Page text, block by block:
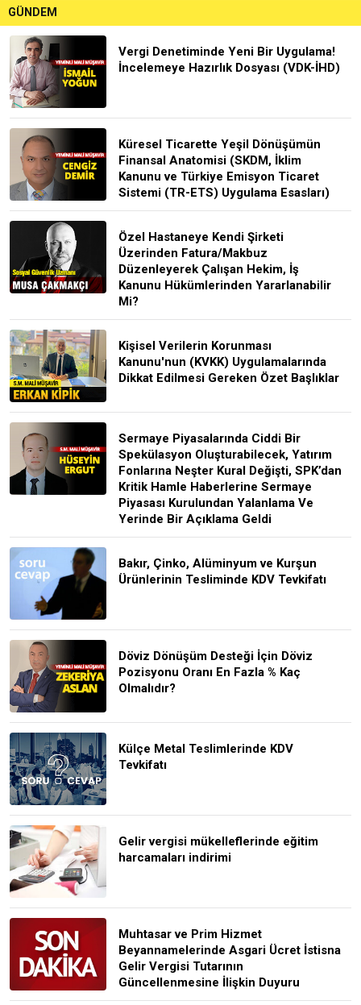
GÜNDEM
Vergi Denetiminde Yeni Bir Uygulama!
İncelemeye Hazırlık Dosyası (VDK-İHD)
Küresel Ticarette Yeşil Dönüşümün
Finansal Anatomisi (SKDM, İklim
Kanunu ve Türkiye Emisyon Ticaret
Sistemi (TR-ETS) Uygulama Esasları)
Özel Hastaneye Kendi Şirketi
Üzerinden Fatura/Makbuz
Düzenleyerek Çalışan Hekim, İş
Kanunu Hükümlerinden Yararlanabilir
Mi?
Kişisel Verilerin Korunması
Kanunu'nun (KVKK) Uygulamalarında
Dikkat Edilmesi Gereken Özet Başlıklar
Sermaye Piyasalarında Ciddi Bir
Spekülasyon Oluşturabilecek, Yatırım
Fonlarına Neşter Kural Değişti, SPK’dan
Kritik Hamle Haberlerine Sermaye
Piyasası Kurulundan Yalanlama Ve
Yerinde Bir Açıklama Geldi
Bakır, Çinko, Alüminyum ve Kurşun
Ürünlerinin Tesliminde KDV Tevkifatı
Döviz Dönüşüm Desteği İçin Döviz
Pozisyonu Oranı En Fazla % Kaç
Olmalıdır?
Külçe Metal Teslimlerinde KDV
Tevkifatı
Gelir vergisi mükelleflerinde eğitim
harcamaları indirimi
Muhtasar ve Prim Hizmet
Beyannamelerinde Asgari Ücret İstisna
Gelir Vergisi Tutarının
Güncellenmesine İlişkin Duyuru